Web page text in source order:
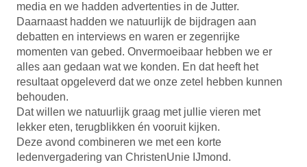
media en we hadden advertenties in de Jutter.
Daarnaast hadden we natuurlijk de bijdragen aan
debatten en interviews en waren er zegenrijke
momenten van gebed. Onvermoeibaar hebben we er
alles aan gedaan wat we konden. En dat heeft het
resultaat opgeleverd dat we onze zetel hebben kunnen
behouden.
Dat willen we natuurlijk graag met jullie vieren met
lekker eten, terugblikken én vooruit kijken.
Deze avond combineren we met een korte
ledenvergadering van ChristenUnie IJmond.